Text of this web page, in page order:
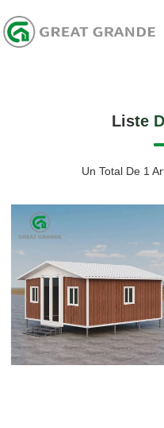
Liste
Un Total De 1